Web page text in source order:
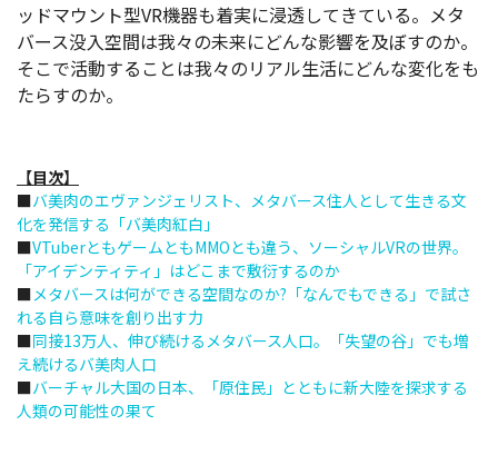
ッドマウント型VR機器も着実に浸透してきている。メタ
バース没入空間は我々の未来にどんな影響を及ぼすのか。
そこで活動することは我々のリアル生活にどんな変化をも
たらすのか。
【目次】
■バ美肉のエヴァンジェリスト、メタバース住人として生きる文
化を発信する「バ美肉紅白」
■VTuberともゲームともMMOとも違う、ソーシャルVRの世界。
「アイデンティティ」はどこまで敷衍するのか
■メタバースは何ができる空間なのか?「なんでもできる」で試さ
れる自ら意味を創り出す力
■同接13万人、伸び続けるメタバース人口。「失望の谷」でも増
え続けるバ美肉人口
■バーチャル大国の日本、「原住民」とともに新大陸を探求する
人類の可能性の果て